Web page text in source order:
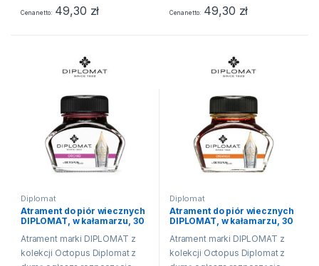
Cena netto 49,30 zł Cena netto 49,30 zł
Diplomat
Atrament do piór wiecznych
DIPLOMAT, w kałamarzu, 30
Atrament marki DIPLOMAT z
kolekcji Octopus Diplomat z
Diplomat
Atrament do piór wiecznych
DIPLOMAT, w kałamarzu, 30
Atrament marki DIPLOMAT z
kolekcji Octopus Diplomat z